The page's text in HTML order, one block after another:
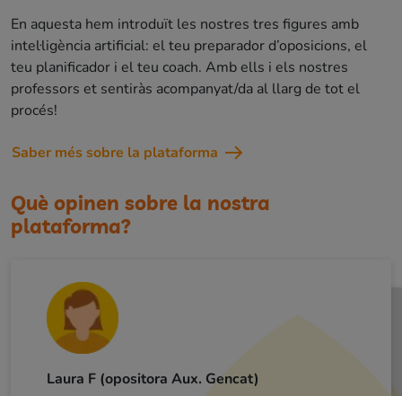
En aquesta hem introduït les nostres tres figures amb
intel·ligència artificial: el teu preparador d’oposicions, el
teu planificador i el teu coach. Amb ells i els nostres
professors et sentiràs acompanyat/da al llarg de tot el
procés!
Saber més sobre la plataforma
Què opinen sobre la nostra
plataforma?
Laura F (opositora Aux. Gencat)